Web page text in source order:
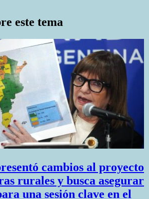
este tema
cambios al proyecto
rurales y busca asegurar
una sesión clave en el